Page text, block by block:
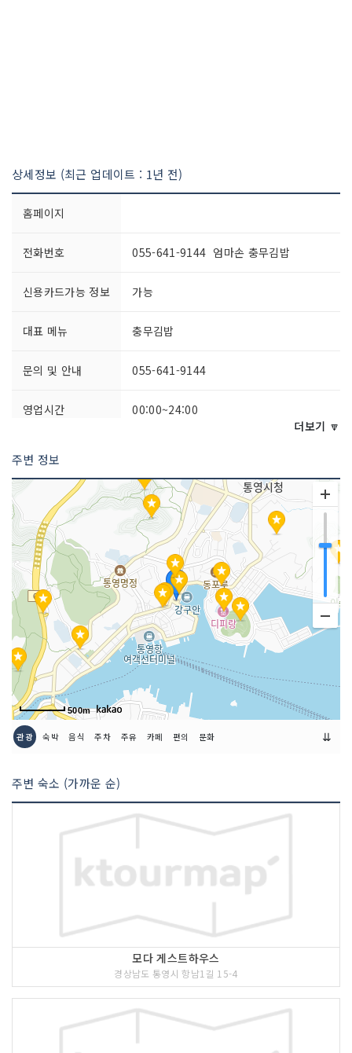
상세정보 (최근 업데이트 : 1년 전)
홈페이지
전화번호 055-641-9144 엄마손 충무김밥
신용카드가능 정보 가능
대표 메뉴 충무김밥
문의 및 안내 055-641-9144
영업시간 00:00~24:00
주차시설 불가능
예약안내 전화 예약 문의 (055-641-9144)
쉬는날 연중무휴
금연/흡연 여부 모두 금연석
취급 메뉴 호래기김밥
인허가번호 20040604467
더보기 🔽
주변 정보
500m
관광 숙박 음식 주차 주유 카페 편의 문화 ⇊
주변 숙소 (가까운 순)
모다 게스트하우스
경상남도 통영시 항남1길 15-4